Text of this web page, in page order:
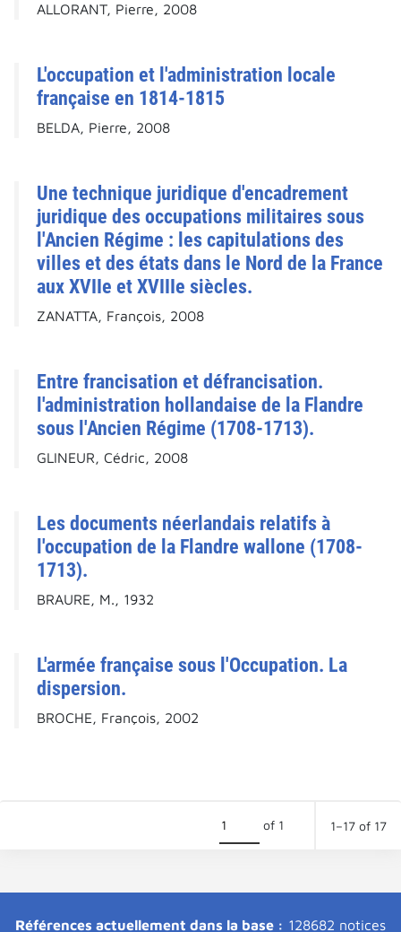
ALLORANT, Pierre, 2008
L'occupation et l'administration locale
française en 1814-1815
BELDA, Pierre, 2008
Une technique juridique d'encadrement
juridique des occupations militaires sous
l'Ancien Régime : les capitulations des
villes et des états dans le Nord de la France
aux XVIIe et XVIIIe siècles.
ZANATTA, François, 2008
Entre francisation et défrancisation.
l'administration hollandaise de la Flandre
sous l'Ancien Régime (1708-1713).
GLINEUR, Cédric, 2008
Les documents néerlandais relatifs à
l'occupation de la Flandre wallone (1708-
1713).
BRAURE, M., 1932
L'armée française sous l'Occupation. La
dispersion.
BROCHE, François, 2002
of 1 1–17 of 17
Références actuellement dans la base : 128682 notices